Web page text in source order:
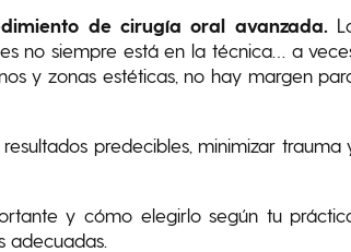
de cirugía oral avanzada.
no siempre está en la técnica… a
y zonas estéticas, no hay margen
predecibles, minimizar trauma
y cómo elegirlo según tu
adecuadas.